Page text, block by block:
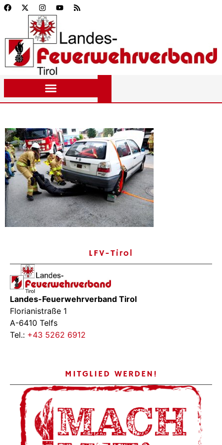
LFV-Tirol
Landes-Feuerwehrverband Tirol
Florianistraße 1
A-6410 Telfs
Tel.: +43 5262 6912
MITGLIED WERDEN!